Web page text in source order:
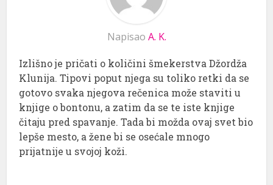
Napisao A. K.
Izlišno je pričati o količini šmekerstva Džordža
Klunija. Tipovi poput njega su toliko retki da se
gotovo svaka njegova rečenica može staviti u
knjige o bontonu, a zatim da se te iste knjige
čitaju pred spavanje. Tada bi možda ovaj svet bio
lepše mesto, a žene bi se osećale mnogo
prijatnije u svojoj koži.